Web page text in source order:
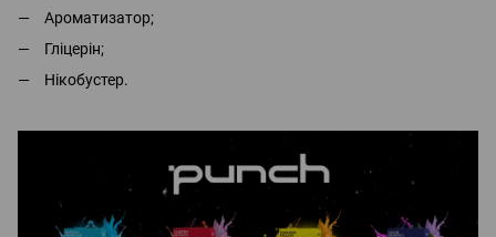
Ароматизатор;
Гліцерін;
Нікобустер.